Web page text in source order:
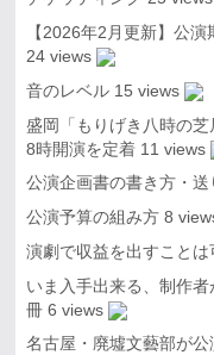
【2026年2月更新】公
24 views
音のレベル 15 views
盛岡「もりげき八時の
8時開演を定着 11 views
公演企画書の書き方・送
公演予算の組み方 8
演劇で収益を出すことは
いま入手出来る、制作
冊 6 views
名古屋・廃墟文藝部が